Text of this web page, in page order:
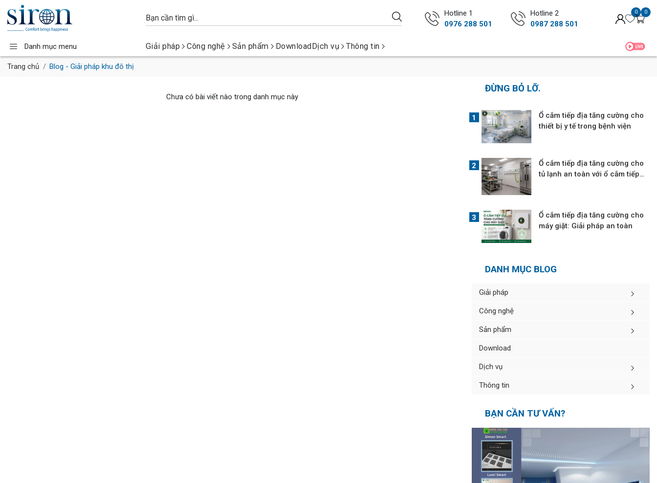
Hotline 1
0976 288 501
Hotline 2
0987 288 501
0 0
Danh mục menu Giải pháp Công nghệ Sản phẩm DownloadDịch vụ Thông tin
Trang chủ Blog - Giải pháp khu đô thị
Chưa có bài viết nào trong danh mục này
ĐỪNG BỎ LỠ.
Ổ cắm tiếp địa tăng cường cho
thiết bị y tế trong bệnh viện
Ổ cắm tiếp địa tăng cường cho
tủ lạnh an toàn với ổ cắm tiếp
Ổ cắm tiếp địa tăng cường cho
máy giặt: Giải pháp an toàn
DANH MỤC BLOG
Giải pháp
Công nghệ
Sản phẩm
Download
Dịch vụ
Thông tin
BẠN CẦN TƯ VẤN?